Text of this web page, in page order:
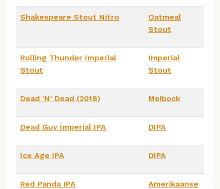
Shakespeare Stout Nitro
Oatmeal
Stout
Rolling Thunder Imperial
Stout
Imperial
Stout
Dead 'N' Dead (2018) Meibock
Dead Guy Imperial IPA DIPA
Ice Age IPA DIPA
Red Panda IPA
Amerikaanse